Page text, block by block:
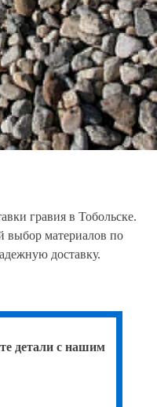
гравия в Тобольске.
выбор материалов по
доставку.
детали с нашим